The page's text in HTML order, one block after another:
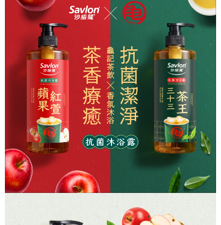
【注意事項】
１．透過由恩沛科技股份有限公司提供之「AFTEE先享後付」服務完成之交
易，需依本服務之必要範圍內提供個人資料，並將交易相關給付款項請求債
權轉讓予恩沛科技股份有限公司。
２．關於個人資料處理事宜，請瀏覽以下網址：
https://aftee.tw/terms/#terms3
３．未成年的使用者請事先徵得法定代理人或監護人之同意方可使用
「AFTEE先享後付」，若未經同意申辦者引起之損失，本公司不負相關責
４．使用「AFTEE先享後付」時，將依據個別帳號之用戶狀況，依本公司即
時審查核予不同之上限額度；若仍有額度不足之情形，本公司將視審查結果
請求用戶進行身份認證。
５．嚴禁一人註冊多個帳號或使用他人資訊註冊。若發現惡意使用之情形，
恩沛科技股份有限公司將有權停止該用戶之使用額度並採取法律行動。
7-11取貨付款
每筆NT$65，滿NT$490(含以上)免運費
付款後7-11取貨
每筆NT$65，滿NT$490(含以上)免運費
宅配(本島)
每筆NT$100，滿NT$790(含以上)免運費
付款後寶雅門市自取(由倉庫統一出貨)
每筆NT$80，滿NT$290(含以上)免運費